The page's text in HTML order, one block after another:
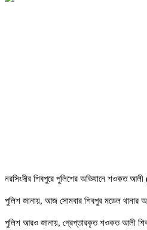
নরসিংদীর শিবপুরে পুলিশের অভিযানে শওকত আলী
পুলিশ জানায়, আজ সোমবার শিবপুর মডেল থানার
পুলিশ আরও জানায়, গ্রেপ্তারকৃত শওকত আলী